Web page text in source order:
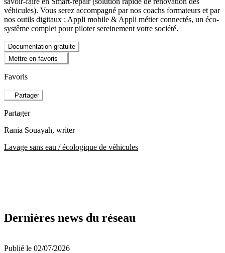
véhicules). Vous serez accompagné par nos coachs formateurs et par
nos outils digitaux : Appli mobile & Appli métier connectés, un éco-
systême complet pour piloter sereinement votre société.
Documentation gratuite
Mettre en favoris
Favoris
Partager
Partager
Rania Souayah, writer
Lavage sans eau / écologique de véhicules
Dernières news du réseau
Publié le 02/07/2026